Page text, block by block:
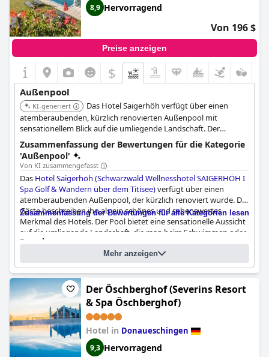
8,9 Hervorragend
Von 196 $
Preise anzeigen
$
Außenpool
KI-generiert
Das Hotel Saigerhöh verfügt über einen
atemberaubenden, kürzlich renovierten Außenpool mit
sensationellem Blick auf die umliegende Landschaft. Der
beheizte Pool und das Infinity-Pool-Design verbessern das
Gesamterlebnis.
Zusammenfassung der Bewertungen für die Kategorie
'Außenpool'
Von KI zusammengefasst
Das Hotel Saigerhöh (Schwarzwald Wellnesshotel SAIGERHÖH I
Spa Golf & Wandern über dem Titisee)verfügt über einen
atemberaubenden Außenpool, der kürzlich renoviert wurde. Die
Gäste beschreiben ihn als ein schönes und sehenswertes
Merkmal des Hotels. Der Pool bietet eine sensationelle Aussicht
auf die umliegende Landschaft, die man beim Schwimmen oder
Faulenzen auf dem Pooldeck genießen kann. Viele Gäste loben
die beheizte Temperatur des Pools, die ihn unabhängig vom
Wetter zu einem angenehmen Erlebnis macht. Der Infinity-Pool
ist ein Highlight für viele Besucher, die seine optische
Attraktivität loben. Sowohl der Innen- als auch der Außenpool
sind klein, aber neu, wobei der Außenpool besonders
hervorsticht. Die Gäste freuen sich über die Sauberkeit des Pools
und sind beeindruckt von seinem Design, einschließlich des
atemberaubenden Talblicks. Alles in allem ist der Außenpool des
Hotels Saigerhöh ein absolutes Muss, denn er bietet ein
malerisches und entspannendes Erlebnis.
Zusammenfassung der Bewertungen für alle Kategorien lesen
Fragebogen
Antworten zuletzt aktualisiert von Hotel Saigerhöh (Schwarzwald
Wellnesshotel SAIGERHÖH I Spa Golf & Wandern über dem Titisee)
Anzahl der Pools 2
Schwimmbad 1 Informationen
Standort des Pools:
Innenpool
Ist es ein spezieller Pool?
Beheizter Pool
Mehr anzeigen
Der Öschberghof (Severins Resort
& Spa Öschberghof)
Hotel in Donaueschingen
9,3 Hervorragend